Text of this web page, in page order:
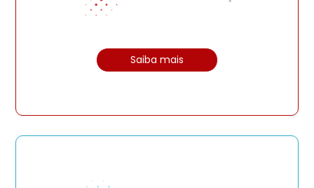
Saiba mais